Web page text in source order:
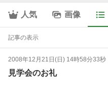
人気 画像
記事の表示
2008年12月21日(日) 14時58分33秒
見学会のお礼